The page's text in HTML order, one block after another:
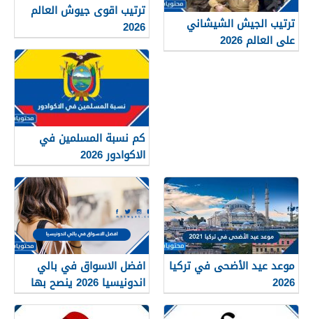
ترتيب الجيش الشيشاني
على العالم 2026
ترتيب اقوى جيوش العالم
2026
كم نسبة المسلمين في
الاكوادور 2026
موعد عيد الأضحى في تركيا
2026
افضل الاسواق في بالي
اندونيسيا 2026 ينصح بها
للزوار